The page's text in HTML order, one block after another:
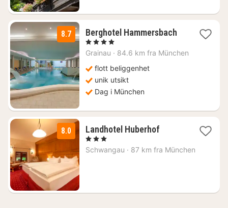
8.7 Berghotel Hammersbach1
fra
, 4 Stjerner
Grainau · 84.6 km fra München
flott beliggenhet
unik utsikt
Dag i München
8.0 Landhotel Huberhof2
fra
, 3 Stjerner
Schwangau · 87 km fra München